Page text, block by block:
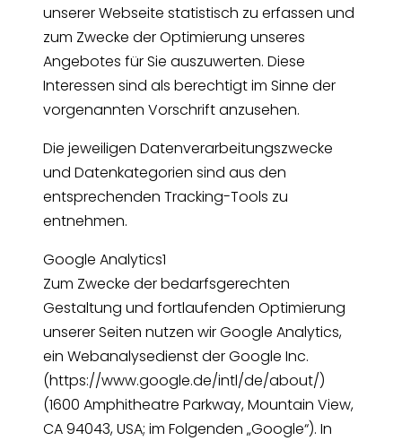
unserer Webseite statistisch zu erfassen und
zum Zwecke der Optimierung unseres
Angebotes für Sie auszuwerten. Diese
Interessen sind als berechtigt im Sinne der
vorgenannten Vorschrift anzusehen.
Die jeweiligen Datenverarbeitungszwecke
und Datenkategorien sind aus den
entsprechenden Tracking-Tools zu
entnehmen.
Google Analytics1
Zum Zwecke der bedarfsgerechten
Gestaltung und fortlaufenden Optimierung
unserer Seiten nutzen wir Google Analytics,
ein Webanalysedienst der Google Inc.
(https://www.google.de/intl/de/about/)
(1600 Amphitheatre Parkway, Mountain View,
CA 94043, USA; im Folgenden „Google“). In